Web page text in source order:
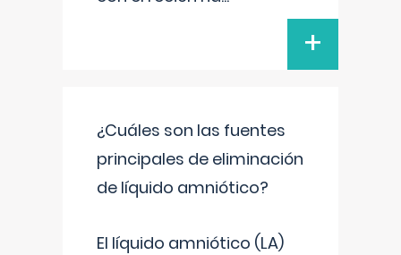
+
¿Cuáles son las fuentes
principales de eliminación
de líquido amniótico?
El líquido amniótico (LA)